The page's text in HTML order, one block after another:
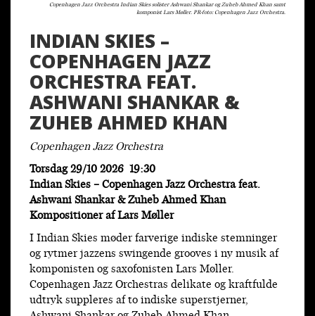
Copenhagen Jazz Orchestra Indian Skies solister Ashwani Shankar og Zuheb Ahmed Khan samt
komponist Lars Møller. PR-foto: Copenhagen Jazz Orchestra.
INDIAN SKIES –
COPENHAGEN JAZZ
ORCHESTRA FEAT.
ASHWANI SHANKAR &
ZUHEB AHMED KHAN
Copenhagen Jazz Orchestra
Torsdag 29/10 2026 19:30
Indian Skies – Copenhagen Jazz Orchestra feat.
Ashwani Shankar & Zuheb Ahmed Khan
Kompositioner af Lars Møller
I Indian Skies møder farverige indiske stemninger
og rytmer jazzens swingende grooves i ny musik af
komponisten og saxofonisten Lars Møller.
Copenhagen Jazz Orchestras delikate og kraftfulde
udtryk suppleres af to indiske superstjerner,